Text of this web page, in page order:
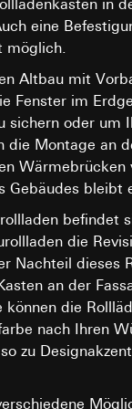
in
eine
möglich.
Altbau mit
Fenster im
sichern oder um
die Montage an
Wärmebrücken
Gebäudes bleibt
befindet
die
Nachteil dieses
an der
können die
nach Ihren
zu
Google Maps
Datum und Uhrzeit
und ggf. verfolgte
Dienstes: § 25 Abs. 1
der
Ltd, Google LLC
dazu, wie Google
finden Sie
Kopie
und automatisiert
von
und
zur Verfügung
Aufmerksamkeit
gesteigert
zu
geografischen
(Browser,
der Aktion,
und Referrer,
Event wurde
zur
ID
und ggf.
Dienstes: § 25 Abs. 1
der